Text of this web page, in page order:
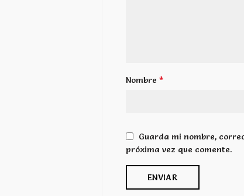
Nombre *
Guarda mi nombre,
próxima vez que comente.